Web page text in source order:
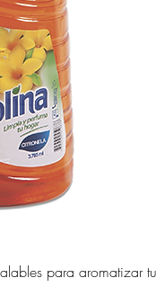
para aromatizar